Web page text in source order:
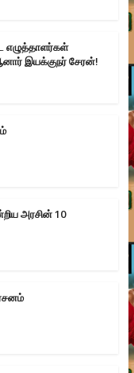
எழுத்தாளர்கள்
இயக்குநர் சேரன்!
அரசின் 10